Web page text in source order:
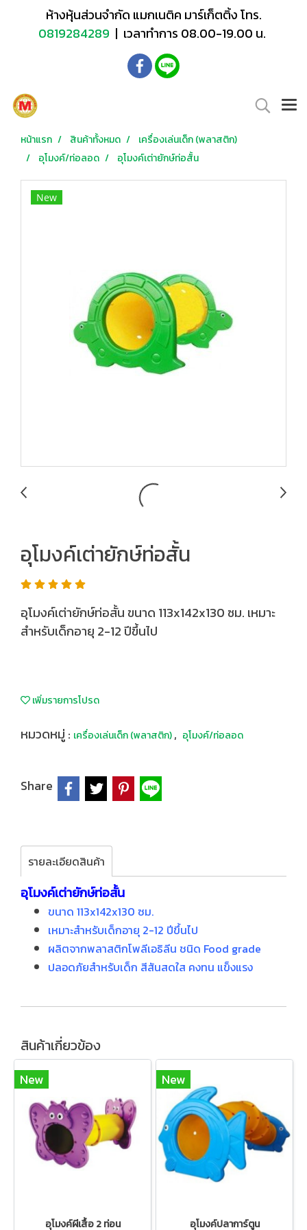
ห้างหุ้นส่วนจำกัด แมกเนติค มาร์เก็ตติ้ง โทร.
0819284289 | เวลาทำการ 08.00-19.00 น.
หน้าแรก สินค้าทั้งหมด
เครื่องเล่นเด็ก (พลาสติก)
อุโมงค์/ท่อลอด
อุโมงค์เต่ายักษ์ท่อสั้น
New
อุโมงค์เต่ายักษ์ท่อสั้น
อุโมงค์เต่ายักษ์ท่อสั้น ขนาด 113x142x130 ซม. เหมาะ
สำหรับเด็กอายุ 2-12 ปีขึ้นไป
เพิ่มรายการโปรด
หมวดหมู่ : เครื่องเล่นเด็ก (พลาสติก), อุโมงค์/ท่อลอด
Share
รายละเอียดสินค้า
อุโมงค์เต่ายักษ์ท่อสั้น
ขนาด 113x142x130 ซม.
เหมาะสำหรับเด็กอายุ 2-12 ปีขึ้นไป
ผลิตจากพลาสติกโพลีเอธิลีน ชนิด Food grade
ปลอดภัยสำหรับเด็ก สีสันสดใส คงทน แข็งแรง
สินค้าเกี่ยวข้อง
New
อุโมงค์ผีเสื้อ 2 ท่อน
New
อุโมงค์ปลาการ์ตูน